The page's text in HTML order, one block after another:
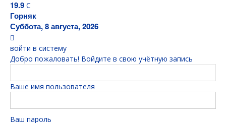
19.9 C
Горняк
Суббота, 8 августа, 2026
войти в систему
Добро пожаловать! Войдите в свою учётную запись
Ваше имя пользователя
Ваш пароль